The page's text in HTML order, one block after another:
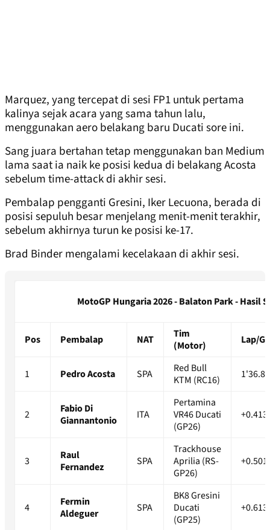
Marquez, yang tercepat di sesi FP1 untuk pertama
kalinya sejak acara yang sama tahun lalu,
menggunakan aero belakang baru Ducati sore ini.
Sang juara bertahan tetap menggunakan ban Medium
lama saat ia naik ke posisi kedua di belakang Acosta
sebelum time-attack di akhir sesi.
Pembalap pengganti Gresini, Iker Lecuona, berada di
posisi sepuluh besar menjelang menit-menit terakhir,
sebelum akhirnya turun ke posisi ke-17.
Brad Binder mengalami kecelakaan di akhir sesi.
MotoGP Hungaria 2026 - Balaton Park - Hasil
Pos Pembalap NAT
Tim
(Motor)
Lap/
1 Pedro Acosta SPA
Red Bull
KTM (RC16)
2
Fabio Di
Giannantonio
ITA
Pertamina
VR46 Ducati
(GP26)
3
Raul
Fernandez
SPA
Trackhouse
Aprilia (RS-
GP26)
4
Fermin
Aldeguer
SPA
BK8 Gresini
Ducati
(GP25)